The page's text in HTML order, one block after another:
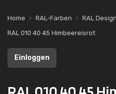
Home RAL-Farben RAL Design
RAL 010 40 45 Himbeereisrot
Einloggen